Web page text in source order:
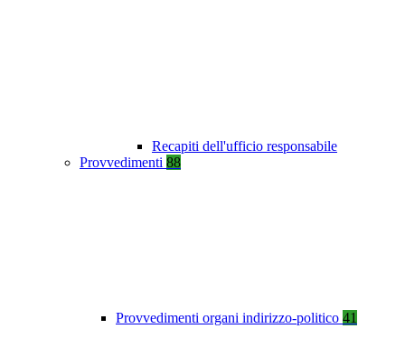
Recapiti dell'ufficio responsabile
Provvedimenti 88
Provvedimenti organi indirizzo-politico 41